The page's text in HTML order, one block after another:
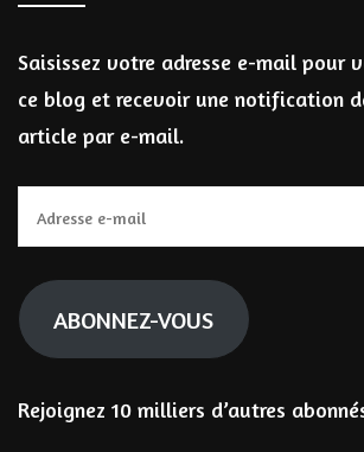
Saisissez votre adresse e-mail pour
ce blog et recevoir une notification
article par e-mail.
e-
mail
ABONNEZ-VOUS
Rejoignez 10 milliers d’autres